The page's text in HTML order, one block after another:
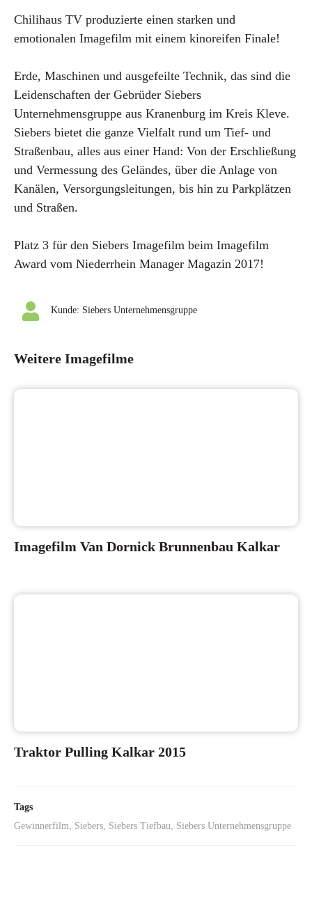
Chilihaus TV produzierte einen starken und
emotionalen Imagefilm mit einem kinoreifen Finale!
Erde, Maschinen und ausgefeilte Technik, das sind die
Leidenschaften der Gebrüder Siebers
Unternehmensgruppe aus Kranenburg im Kreis Kleve.
Siebers bietet die ganze Vielfalt rund um Tief- und
Straßenbau, alles aus einer Hand: Von der Erschließung
und Vermessung des Geländes, über die Anlage von
Kanälen, Versorgungsleitungen, bis hin zu Parkplätzen
und Straßen.
Platz 3 für den Siebers Imagefilm beim Imagefilm
Award vom Niederrhein Manager Magazin 2017!
Kunde: Siebers Unternehmensgruppe
Weitere Imagefilme
Imagefilm Van Dornick Brunnenbau Kalkar
Traktor Pulling Kalkar 2015
Tags
Gewinnerfilm, Siebers, Siebers Tiefbau, Siebers Unternehmensgruppe